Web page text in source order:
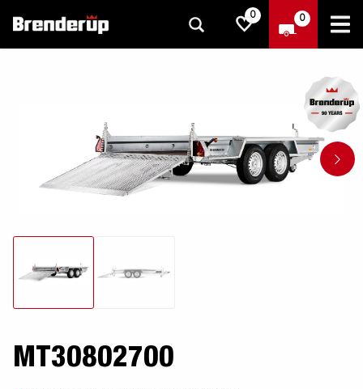
0 0
MT30802700